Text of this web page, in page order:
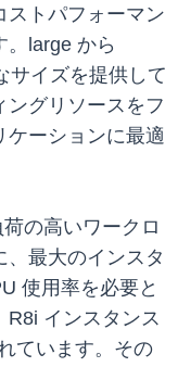
ストパフォーマン
。large から
サイズを提供して
ングリソースをフ
ケーションに最適
の高いワークロ
最大のインスタ
使用率を必要と
R8i インスタンス
ています。その